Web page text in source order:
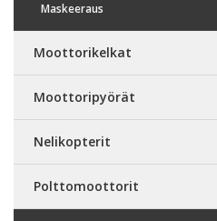
Maskeeraus
Moottorikelkat
Moottoripyörät
Nelikopterit
Polttomoottorit